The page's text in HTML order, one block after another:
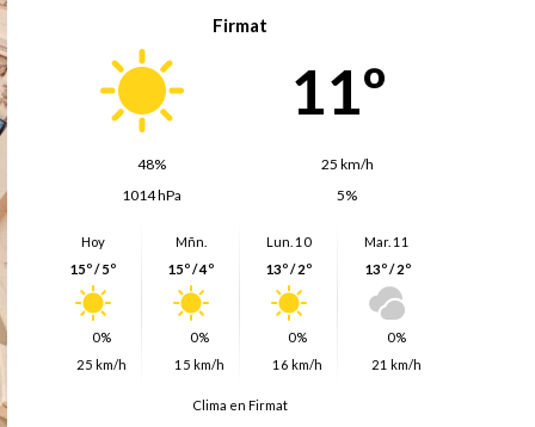
Firmat
11º
48%
25 km/h
1014 hPa
5%
Hoy
15º / 5º
0%
25 km/h
Mñn.
15º / 4º
0%
15 km/h
Lun. 10
13º / 2º
0%
16 km/h
Mar. 11
13º / 2º
0%
21 km/h
Clima en Firmat